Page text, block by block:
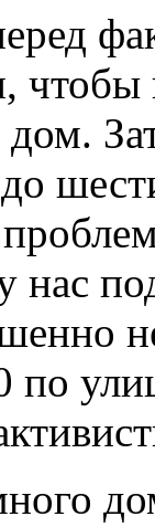
чтобы
до
нас